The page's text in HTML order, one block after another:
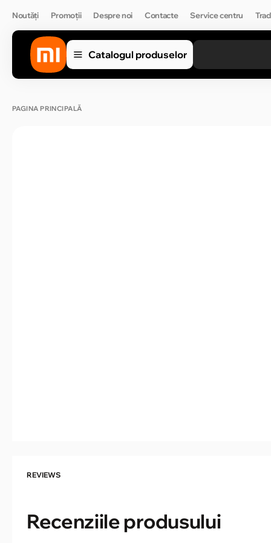
Noutăți Promoții Despre noi Contacte Service centru
Catalogul produselor
PAGINA PRINCIPALĂ
REVIEWS
Recenziile produsului